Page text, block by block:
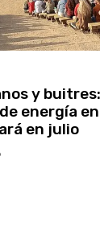
y
energía
en julio